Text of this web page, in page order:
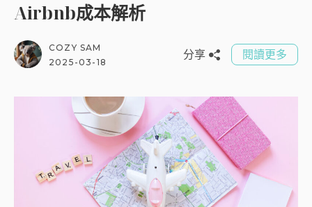
Airbnb成本解析
COZY SAM
2025-03-18
分享 閱讀更多